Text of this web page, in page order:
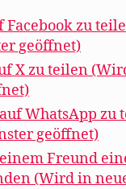
Facebook zu
geöffnet)
X zu teilen
WhatsApp zu
geöffnet)
Freund
(Wird in